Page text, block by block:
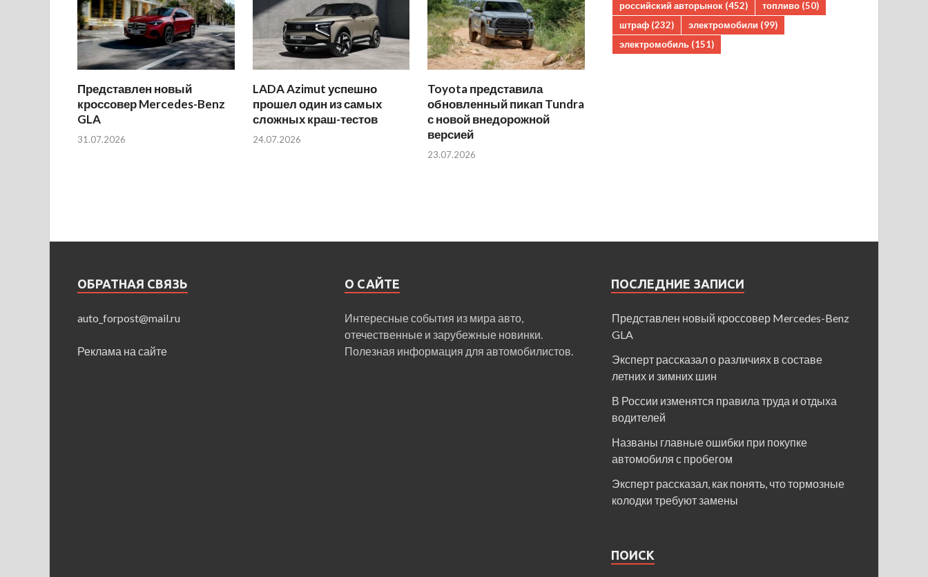
Представлен новый
кроссовер Mercedes-Benz
GLA
31.07.2026
LADA Azimut успешно
прошел один из самых
сложных краш-тестов
24.07.2026
Toyota представила
обновленный пикап Tundra
с новой внедорожной
версией
23.07.2026
российский авторынок (452) топливо (50)
штраф (232) электромобили (99)
электромобиль (151)
ОБРАТНАЯ СВЯЗЬ
auto_forpost@mail.ru
Реклама на сайте
О САЙТЕ
Интересные события из мира авто,
отечественные и зарубежные новинки.
Полезная информация для автомобилистов.
ПОСЛЕДНИЕ ЗАПИСИ
Представлен новый кроссовер Mercedes-Benz
GLA
Эксперт рассказал о различиях в составе
летних и зимних шин
В России изменятся правила труда и отдыха
водителей
Названы главные ошибки при покупке
автомобиля с пробегом
Эксперт рассказал, как понять, что тормозные
колодки требуют замены
ПОИСК